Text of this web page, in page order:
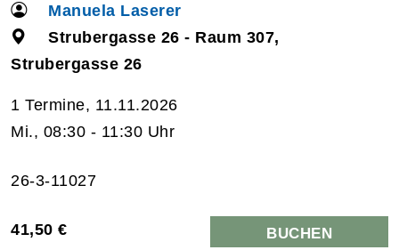
Manuela Laserer
Strubergasse 26 - Raum 307,
Strubergasse 26
1 Termine, 11.11.2026
Mi., 08:30 - 11:30 Uhr
26-3-11027
41,50 € BUCHEN